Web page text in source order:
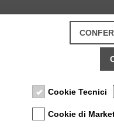
Cookie Tecnici
Cookie di